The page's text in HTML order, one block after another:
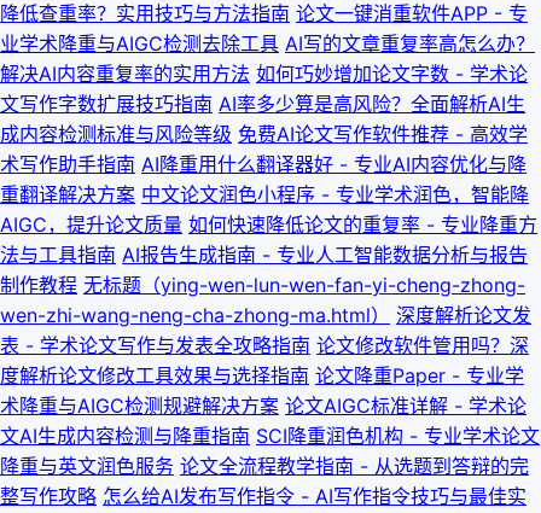
降低查重率？实用技巧与方法指南 论文一键消重软件APP - 专
业学术降重与AIGC检测去除工具 AI写的文章重复率高怎么办？
解决AI内容重复率的实用方法 如何巧妙增加论文字数 - 学术论
文写作字数扩展技巧指南 AI率多少算是高风险？全面解析AI生
成内容检测标准与风险等级 免费AI论文写作软件推荐 - 高效学
术写作助手指南 AI降重用什么翻译器好 - 专业AI内容优化与降
重翻译解决方案 中文论文润色小程序 - 专业学术润色，智能降
AIGC，提升论文质量 如何快速降低论文的重复率 - 专业降重方
法与工具指南 AI报告生成指南 - 专业人工智能数据分析与报告
制作教程 无标题（ying-wen-lun-wen-fan-yi-cheng-zhong-
wen-zhi-wang-neng-cha-zhong-ma.html）
深度解析论文发
表 - 学术论文写作与发表全攻略指南 论文修改软件管用吗？深
度解析论文修改工具效果与选择指南 论文降重Paper - 专业学
术降重与AIGC检测规避解决方案 论文AIGC标准详解 - 学术论
文AI生成内容检测与降重指南 SCI降重润色机构 - 专业学术论文
降重与英文润色服务 论文全流程教学指南 - 从选题到答辩的完
整写作攻略 怎么给AI发布写作指令 - AI写作指令技巧与最佳实